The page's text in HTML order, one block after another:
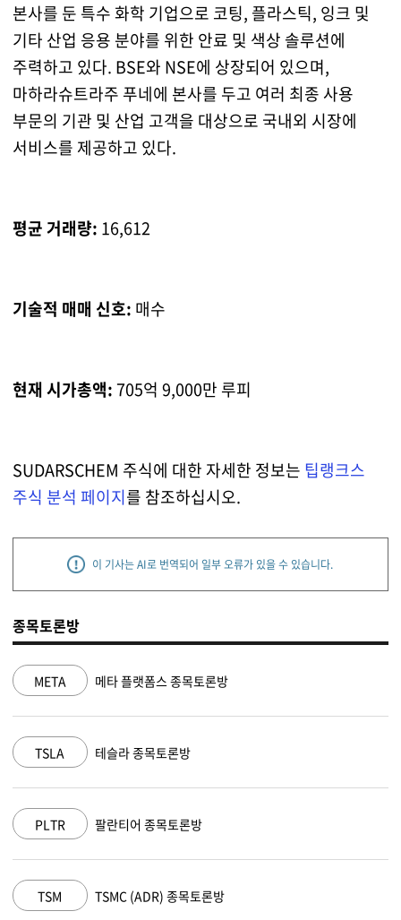
본사를 둔 특수 화학 기업으로 코팅, 플라스틱, 잉크 및
기타 산업 응용 분야를 위한 안료 및 색상 솔루션에
주력하고 있다. BSE와 NSE에 상장되어 있으며,
마하라슈트라주 푸네에 본사를 두고 여러 최종 사용
부문의 기관 및 산업 고객을 대상으로 국내외 시장에
서비스를 제공하고 있다.
평균 거래량: 16,612
기술적 매매 신호: 매수
현재 시가총액:705억 9,000만 루피
SUDARSCHEM 주식에 대한 자세한 정보는 팁랭크스
주식 분석 페이지를 참조하십시오.
이 기사는 AI로 번역되어 일부 오류가 있을 수 있습니다.
종목토론방
META 메타 플랫폼스 종목토론방
TSLA 테슬라 종목토론방
PLTR 팔란티어 종목토론방
TSM TSMC (ADR) 종목토론방